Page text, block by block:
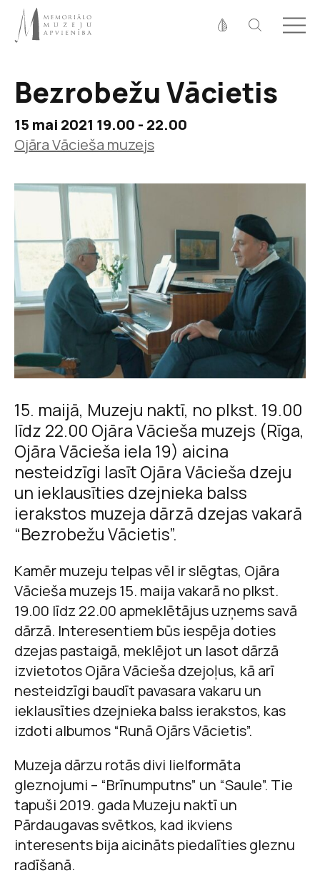
100%
125%
150%
Kontrasts
Bezrobežu Vācietis
15 mai 2021 19.00 - 22.00
Ojāra Vācieša muzejs
15. maijā, Muzeju naktī, no plkst. 19.00
līdz 22.00 Ojāra Vācieša muzejs (Rīga,
Ojāra Vācieša iela 19) aicina
nesteidzīgi lasīt Ojāra Vācieša dzeju
un ieklausīties dzejnieka balss
ierakstos muzeja dārzā dzejas vakarā
“Bezrobežu Vācietis”.
Kamēr muzeju telpas vēl ir slēgtas, Ojāra
Vācieša muzejs 15. maija vakarā no plkst.
19.00 līdz 22.00 apmeklētājus uzņems savā
dārzā. Interesentiem būs iespēja doties
dzejas pastaigā, meklējot un lasot dārzā
izvietotos Ojāra Vācieša dzejoļus, kā arī
nesteidzīgi baudīt pavasara vakaru un
ieklausīties dzejnieka balss ierakstos, kas
izdoti albumos “Runā Ojārs Vācietis”.
Muzeja dārzu rotās divi lielformāta
gleznojumi – “Brīnumputns” un “Saule”. Tie
tapuši 2019. gada Muzeju naktī un
Pārdaugavas svētkos, kad ikviens
interesents bija aicināts piedalīties gleznu
radīšanā.